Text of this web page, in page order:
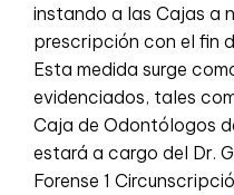
instando a las Cajas a
prescripción con el fin
Esta medida surge
evidenciados, tales
Caja de Odontólogos
estará a cargo del Dr.
Forense 1